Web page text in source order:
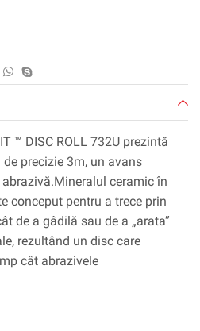
™ DISC ROLL 732U prezintă
precizie 3m, un avans
ceramic în
conceput pentru a trece prin
de a gâdilă sau de a „arata”
rezultând un disc care
cât abrazivele